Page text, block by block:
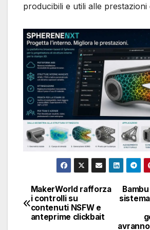
producibili e utili alle prestazioni
Navigazione
articoli
MakerWorld rafforza
i controlli su
contenuti NSFW e
anteprime clickbait